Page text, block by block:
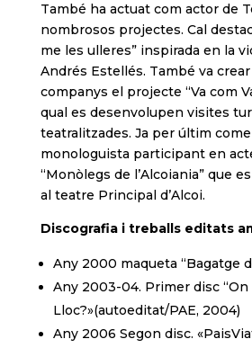
També ha actuat com actor de
nombrosos projectes. Cal
me les ulleres” inspirada en la
Andrés Estellés. També va
companys el projecte “Va com
qual es desenvolupen visites
teatralitzades. Ja per últim
monologuista participant en
“Monòlegs de l’Alcoiania” que
al teatre Principal d’Alcoi.
Discografia i treballs editats
Any 2000 maqueta “Bagatge
Any 2003-04. Primer disc “On
Lloc?»(autoeditat/PAE, 2004)
Any 2006 Segon disc.